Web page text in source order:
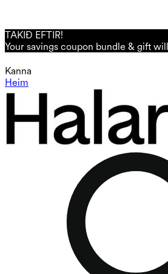
TAKIÐ EFTIR!
Your savings coupon bundle & gift
Kanna
Heim